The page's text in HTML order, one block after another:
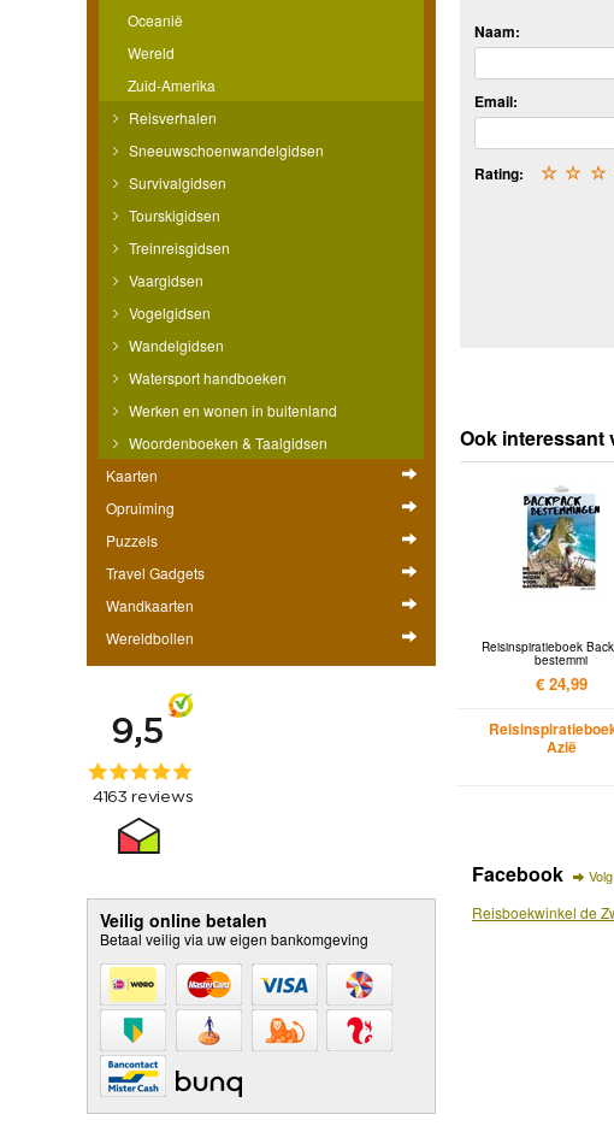
Oceanië
Wereld
Zuid-Amerika
Reisverhalen
Sneeuwschoenwandelgidsen
Survivalgidsen
Tourskigidsen
Treinreisgidsen
Vaargidsen
Vogelgidsen
Wandelgidsen
Watersport handboeken
Werken en wonen in buitenland
Woordenboeken & Taalgidsen
Kaarten
Opruiming
Puzzels
Travel Gadgets
Wandkaarten
Wereldbollen
Veilig online betalen
Betaal veilig via uw eigen bankomgeving
Naam:
Email:
Rating: ☆
☆
☆
Ook interessant
Reisinspiratieboek
bestemmi
€ 24,99
Azië
Facebook
Reisboekwinkel de